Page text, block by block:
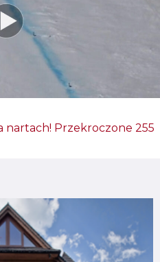
Przekroczone 255